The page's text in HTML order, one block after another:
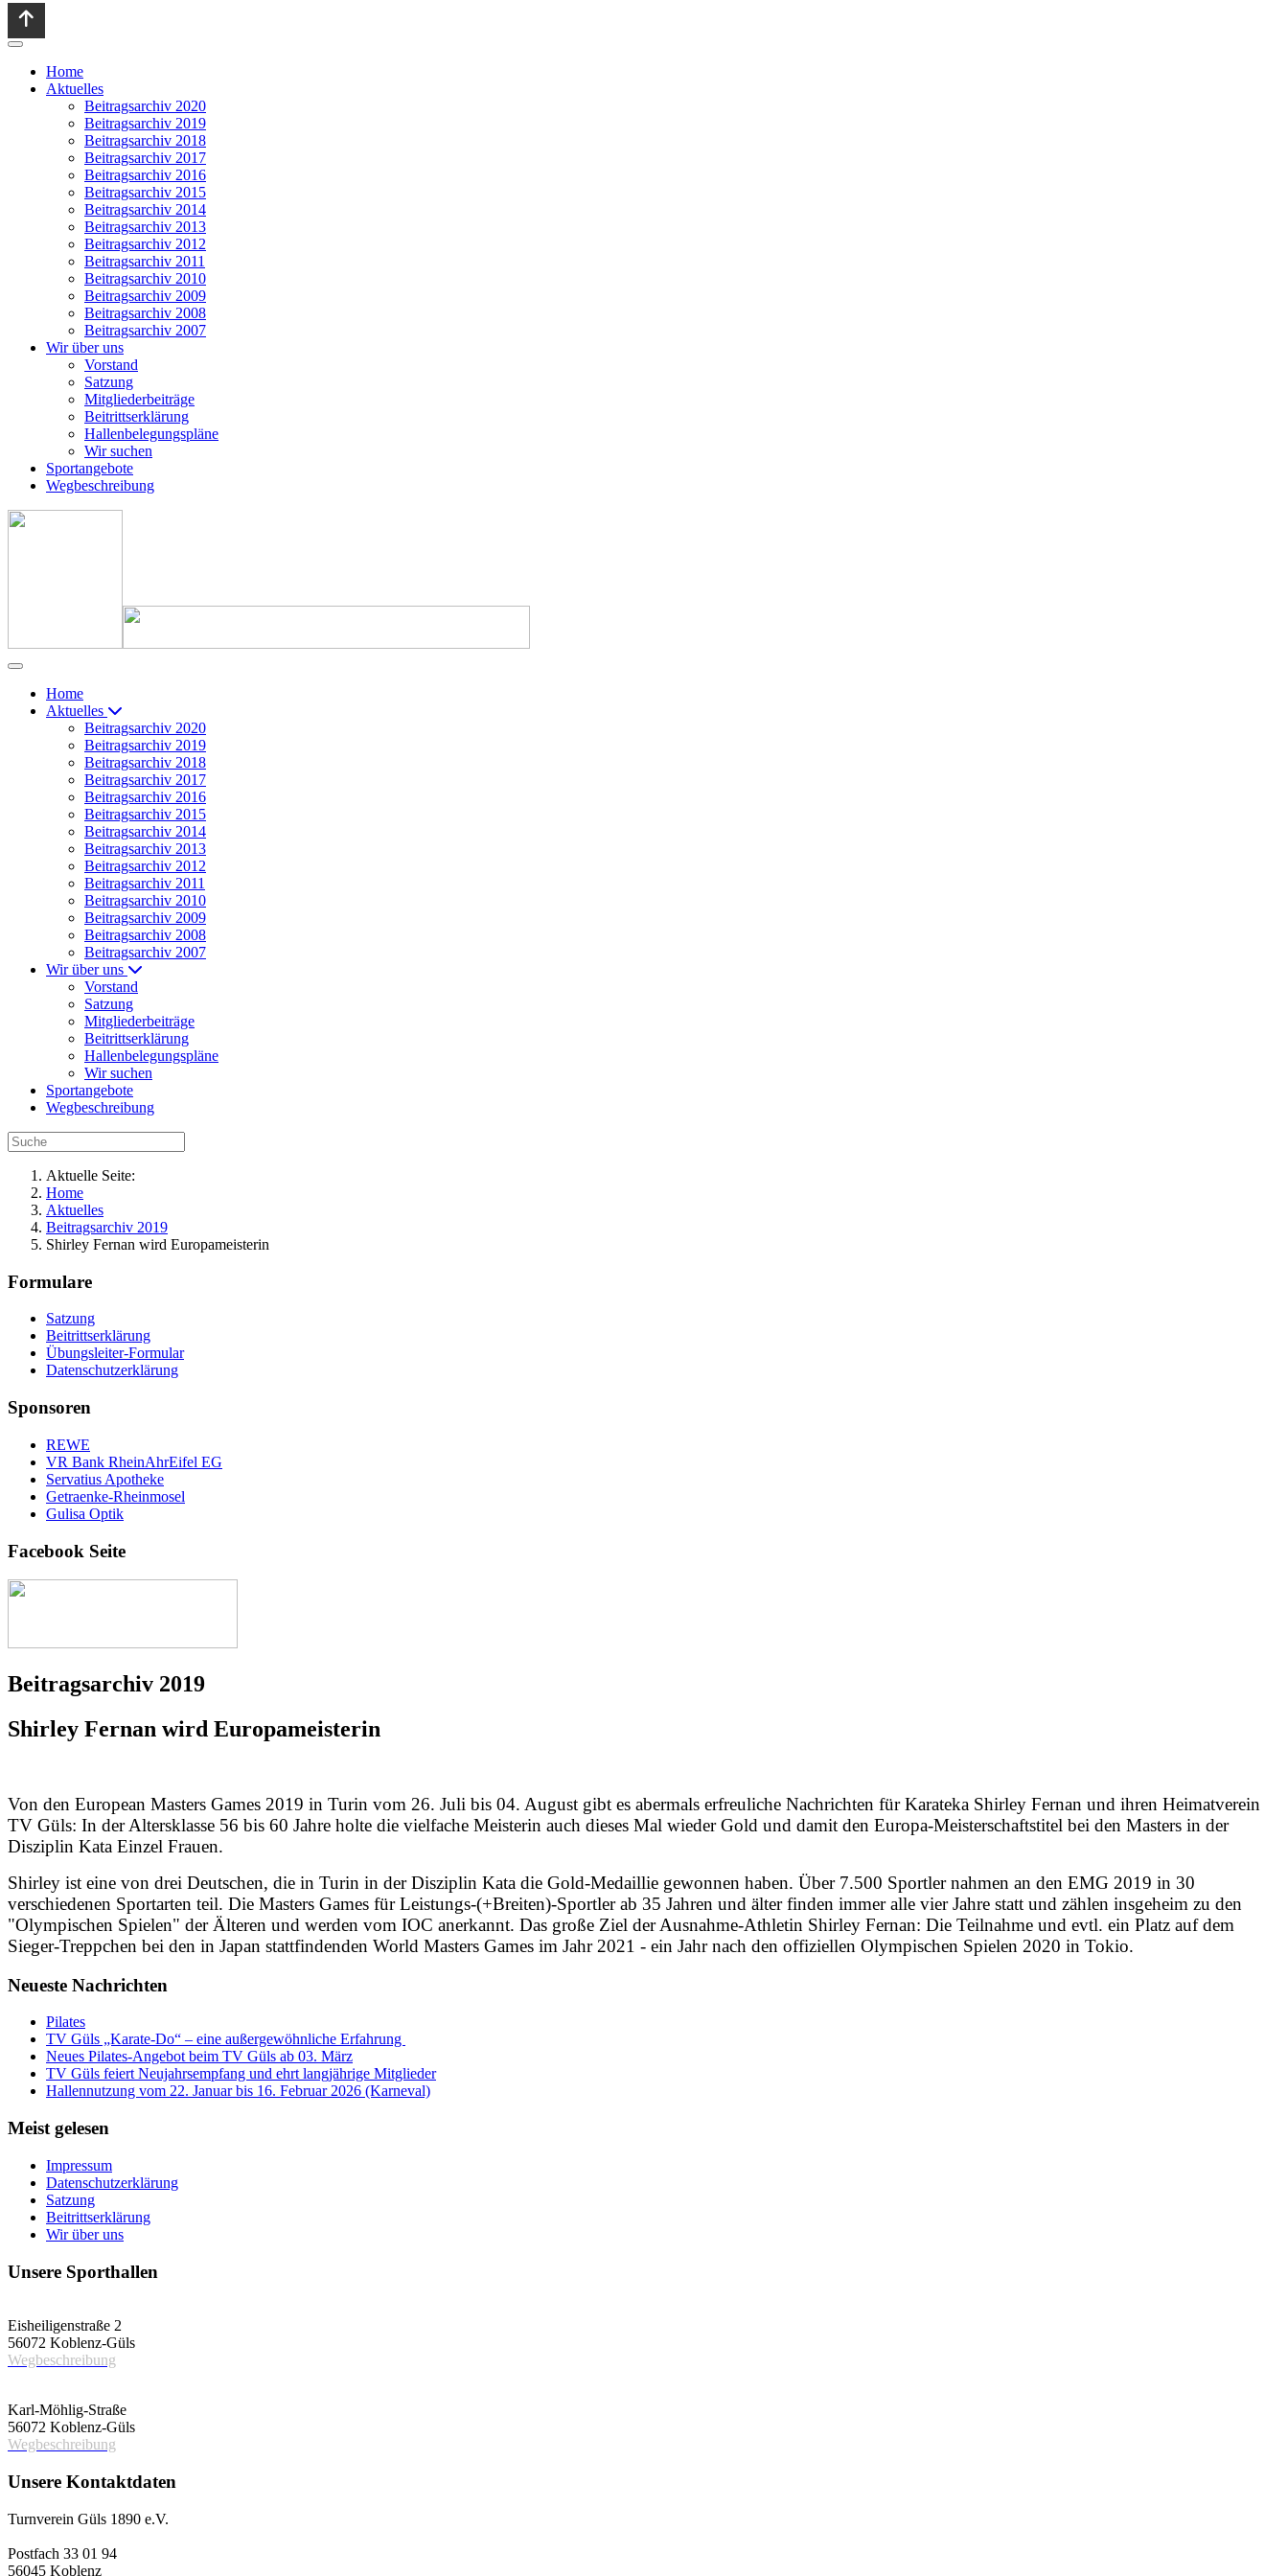
Home
Aktuelles
Beitragsarchiv 2020
Beitragsarchiv 2019
Beitragsarchiv 2018
Beitragsarchiv 2017
Beitragsarchiv 2016
Beitragsarchiv 2015
Beitragsarchiv 2014
Beitragsarchiv 2013
Beitragsarchiv 2012
Beitragsarchiv 2011
Beitragsarchiv 2010
Beitragsarchiv 2009
Beitragsarchiv 2008
Beitragsarchiv 2007
Wir über uns
Vorstand
Satzung
Mitgliederbeiträge
Beitrittserklärung
Hallenbelegungspläne
Wir suchen
Sportangebote
Wegbeschreibung
Home
Aktuelles
Beitragsarchiv 2020
Beitragsarchiv 2019
Beitragsarchiv 2018
Beitragsarchiv 2017
Beitragsarchiv 2016
Beitragsarchiv 2015
Beitragsarchiv 2014
Beitragsarchiv 2013
Beitragsarchiv 2012
Beitragsarchiv 2011
Beitragsarchiv 2010
Beitragsarchiv 2009
Beitragsarchiv 2008
Beitragsarchiv 2007
Wir über uns
Vorstand
Satzung
Mitgliederbeiträge
Beitrittserklärung
Hallenbelegungspläne
Wir suchen
Sportangebote
Wegbeschreibung
Aktuelle Seite:
Home
Aktuelles
Beitragsarchiv 2019
Shirley Fernan wird Europameisterin
Formulare
Satzung
Beitrittserklärung
Übungsleiter-Formular
Datenschutzerklärung
Sponsoren
REWE
VR Bank RheinAhrEifel EG
Servatius Apotheke
Getraenke-Rheinmosel
Gulisa Optik
Facebook Seite
Beitragsarchiv 2019
Shirley Fernan wird Europameisterin
Von den European Masters Games 2019 in Turin vom 26. Juli bis 04. August gibt es abermals erfreuliche Nachrichten für Karateka Shirley Fernan und ihren Heimatverein
TV Güls: In der Altersklasse 56 bis 60 Jahre holte die vielfache Meisterin auch dieses Mal wieder Gold und damit den Europa-Meisterschaftstitel bei den Masters in der
Disziplin Kata Einzel Frauen.
Shirley ist eine von drei Deutschen, die in Turin in der Disziplin Kata die Gold-Medaillie gewonnen haben. Über 7.500 Sportler nahmen an den EMG 2019 in 30
verschiedenen Sportarten teil. Die Masters Games für Leistungs-(+Breiten)-Sportler ab 35 Jahren und älter finden immer alle vier Jahre statt und zählen insgeheim zu den
"Olympischen Spielen" der Älteren und werden vom IOC anerkannt. Das große Ziel der Ausnahme-Athletin Shirley Fernan: Die Teilnahme und evtl. ein Platz auf dem
Sieger-Treppchen bei den in Japan stattfindenden World Masters Games im Jahr 2021 - ein Jahr nach den offiziellen Olympischen Spielen 2020 in Tokio.
Neueste Nachrichten
Pilates
TV Güls „Karate-Do“ – eine außergewöhnliche Erfahrung
Neues Pilates-Angebot beim TV Güls ab 03. März
TV Güls feiert Neujahrsempfang und ehrt langjährige Mitglieder
Hallennutzung vom 22. Januar bis 16. Februar 2026 (Karneval)
Meist gelesen
Impressum
Datenschutzerklärung
Satzung
Beitrittserklärung
Wir über uns
Unsere Sporthallen
Eisheiligenstraße 2
56072 Koblenz-Güls
Wegbeschreibung
Karl-Möhlig-Straße
56072 Koblenz-Güls
Wegbeschreibung
Unsere Kontaktdaten
Turnverein Güls 1890 e.V.
Postfach 33 01 94
56045 Koblenz